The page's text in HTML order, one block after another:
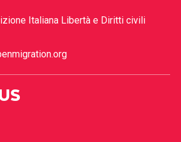
Italiana Libertà e Diritti civili